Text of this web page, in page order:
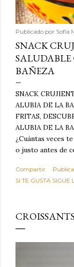
Publicado por Sofía
SNACK
BAÑEZA
SNACK
ALUBIA DE LA
FRITAS,
ALUBIA DE LA
¿Cuántas veces
o justo antes de
típicas patatas
ultraprocesados
Todos hemos
satisface. Estas
por completo tu
copiosos de
revolucionaria,
Compartir
SI TE GUSTA SIGUE